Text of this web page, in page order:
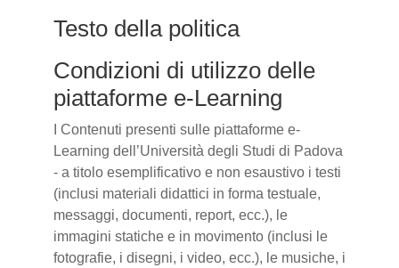
Testo della politica
Condizioni di utilizzo delle
piattaforme e-Learning
I Contenuti presenti sulle piattaforme e-
Learning dell’Università degli Studi di Padova
- a titolo esemplificativo e non esaustivo i testi
(inclusi materiali didattici in forma testuale,
messaggi, documenti, report, ecc.), le
immagini statiche e in movimento (inclusi le
fotografie, i disegni, i video, ecc.), le musiche, i